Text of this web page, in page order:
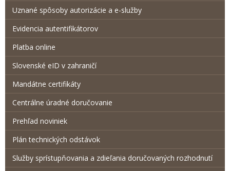
Uznané spôsoby autorizácie a e-služby
Evidencia autentifikátorov
Platba online
Slovenské eID v zahraničí
Mandátne certifikáty
Centrálne úradné doručovanie
Prehľad noviniek
Plán technických odstávok
Služby sprístupňovania a zdieľania doručovaných rozhodnutí